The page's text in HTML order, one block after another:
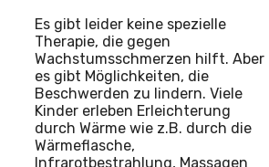
Es gibt leider keine spezielle
Therapie, die gegen
Wachstumsschmerzen hilft. Aber
es gibt Möglichkeiten, die
Beschwerden zu lindern. Viele
Kinder erleben Erleichterung
durch Wärme wie z.B. durch die
Wärmeflasche,
Infrarotbestrahlung, Massagen